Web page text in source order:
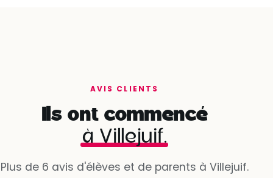
AVIS CLIENTS
Ils ont commencé
à Villejuif.
Plus de 6 avis d'élèves et de parents à Villejuif.